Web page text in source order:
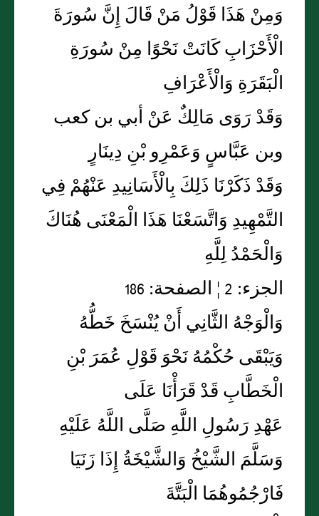
وَمِنْ هَذَا قَوْلُ مَنْ قَالَ إِنَّ سُورَةَ
الْأَحْزَابِ كَانَتْ نَحْوًا مِنْ سُورَةِ
الْبَقَرَةِ وَالْأَعْرَافِ
وَقَدْ رَوَى مَالِكٌ عَنْ أبي بن كعب
وبن عَبَّاسٍ وَعَمْرِو بْنِ دِينَارٍ
وَقَدْ ذَكَرْنَا ذَلِكَ بِالْأَسَانِيدِ عَنْهُمْ فِي
التَّمْهِيدِ وَاتَّسَعْنَا هَذَا الْمَعْنَى هُنَاكَ
وَالْحَمْدُ لِلَّهِ
الجزء: 2 ¦ الصفحة: 186
وَالْوَجْهُ الثَّانِي أَنْ يُنْسَخَ خَطُّهُ
وَيَبْقَى حُكْمُهُ نَحْوَ قَوْلِ عُمَرَ بْنِ
الْخَطَّابِ قَدْ قَرَأْنَا عَلَى
عَهْدِ رَسُولِ اللَّهِ صَلَّى اللَّهُ عَلَيْهِ
وَسَلَّمَ الشَّيْخُ وَالشَّيْخَةُ إِذَا زَنَيَا
فَارْجُمُوهُمَا الْبَتَّةَ